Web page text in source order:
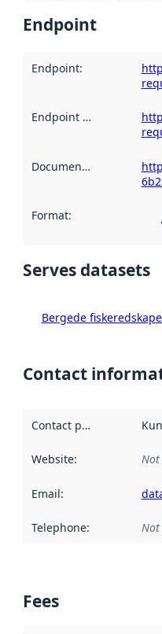
Endpoint
Endpoint:
Endpoint description :
Documentation
Format:
Serves datasets
Bergede
Contact
Contact point
Website:
Email:
Telephone:
Fees